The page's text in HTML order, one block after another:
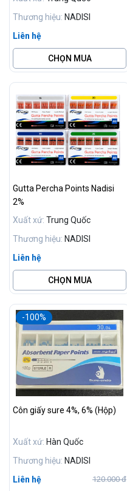
Thương hiệu: NADISI
Liên hệ
CHỌN MUA
Gutta Percha Points Nadisi
2%
Xuất xứ: Trung Quốc
Thương hiệu: NADISI
Liên hệ
CHỌN MUA
Côn giấy sure 4%, 6% (Hộp)
Xuất xứ: Hàn Quốc
Thương hiệu: NADISI
Liên hệ
120.000 đ
-100%